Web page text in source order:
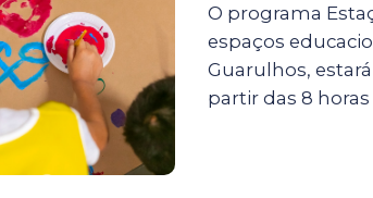
O programa
espaços
Guarulhos,
partir das 8 horas